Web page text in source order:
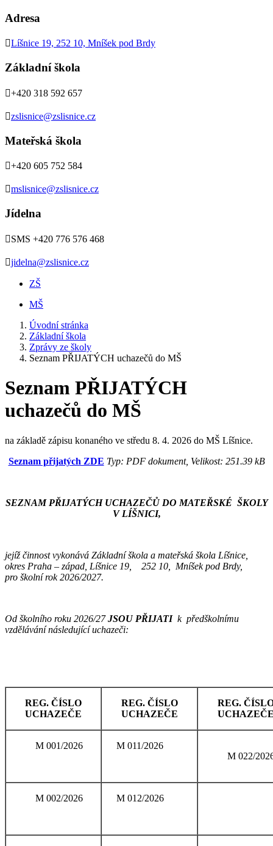
Adresa
Líšnice 19, 252 10, Mníšek pod Brdy
Základní škola
+420 318 592 657
zslisnice@zslisnice.cz
Mateřská škola
+420 605 752 584
mslisnice@zslisnice.cz
Jídelna
SMS +420 776 576 468
jidelna@zslisnice.cz
ZŠ
MŠ
Úvodní stránka
Základní škola
Zprávy ze školy
Seznam PŘIJATÝCH uchazečů do MŠ
Seznam PŘIJATÝCH
uchazečů do MŠ
na základě zápisu konaného ve středu 8. 4. 2026 do MŠ Líšnice.
Seznam přijatých ZDE Typ: PDF dokument, Velikost: 251.39 kB
SEZNAM PŘIJATÝCH UCHAZEČŮ DO MATEŘSKÉ ŠKOLY
V LÍŠNICI,
jejíž činnost vykonává Základní škola a mateřská škola Líšnice,
okres Praha – západ, Líšnice 19, 252 10, Mníšek pod Brdy,
pro školní rok 2026/2027.
Od školního roku 2026/27JSOU PŘIJATI k předškolnímu
vzdělávání následující uchazeči:
REG. ČÍSLO
UCHAZEČE
REG. ČÍSLO
UCHAZEČE
REG.
M 001/2026
M 011/2026
M 022/
M 002/2026 M 012/2026